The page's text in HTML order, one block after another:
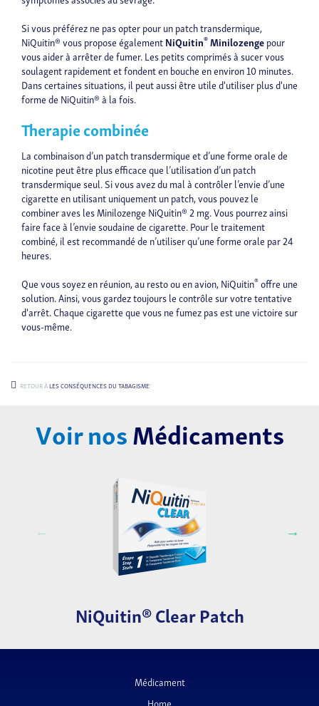
Si vous préférez ne pas opter pour un patch transdermique,
NiQuitin® vous propose égalementNiQuitin®Minilozengepour
vous aider à arrêter de fumer. Les petits comprimés à sucer vous
soulagent rapidement et fondent en bouche en environ 10 minutes.
Dans certaines situations, il peut aussi être utile d'utiliser plus d'une
forme de NiQuitin® à la fois.
Therapie combinée
La combinaison d’un patch transdermique et d’une forme orale de
nicotine peut être plus efficace que l’utilisation d’un patch
transdermique seul. Si vous avez du mal à contrôler l’envie d’une
cigarette en utilisant uniquement un patch, vous pouvez le
combiner aves les Minilozenge NiQuitin® 2 mg. Vous pourrez ainsi
faire face à l’envie soudaine de cigarette. Pour le traitement
combiné, il est recommandé de n’utiliser qu’une forme orale par 24
heures.
Que vous soyez en réunion, au resto ou en avion, NiQuitin®offre une
solution. Ainsi, vous gardez toujours le contrôle sur votre tentative
d'arrêt. Chaque cigarette que vous ne fumez pas est une victoire sur
vous-même.
RETOUR ÀLES CONSÉQUENCES DU TABAGISME
Voir nosMédicaments
NiQuitin® Clear Patch
Médicament